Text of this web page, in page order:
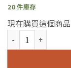
20 件庫存
現在購買這個商
美國Collinite All